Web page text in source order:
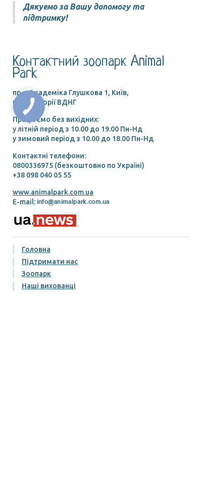
Дякуемо за Вашу допомогу та
підтримку!
Контактний зоопарк Animal
Park
пр-т Академіка Глушкова 1, Київ,
на території ВДНГ
Працюємо без вихідних:
у літній період з 10.00 до 19.00 Пн-Нд
у зимовий період з 10.00 до 18.00 Пн-Нд
Контактні телефони:
0800336975 (безкоштовно по Україні)
+38 098 040 05 55
www.animalpark.com.ua
E-mail:
Головна
Підтримати нас
Зоопарк
Наші вихованці